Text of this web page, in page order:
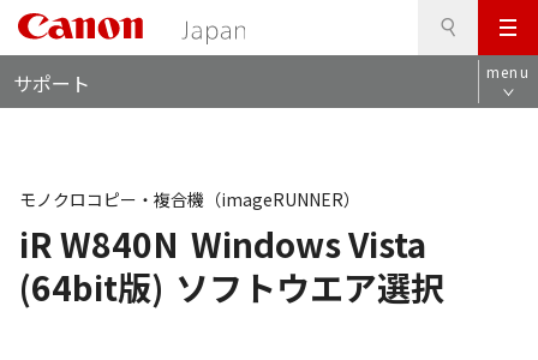
メ
ニ
ュ
サポート menu
iR W840N Windows Vista
(64bit版) ソフトウエア選択
モノクロコピー・複合機（imageRUNNER）